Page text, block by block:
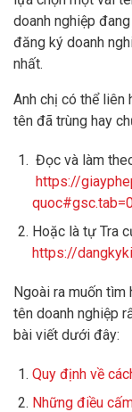
doanh nghiệp
đăng ký doanh
nhất.
Anh chị có thể liên
tên đã trùng hay
Đọc và làm
https://
Hoặc là tự Tra
https://
Ngoài ra muốn tìm
tên doanh nghiệp
bài viết dưới đây:
Quy định về
Những điều